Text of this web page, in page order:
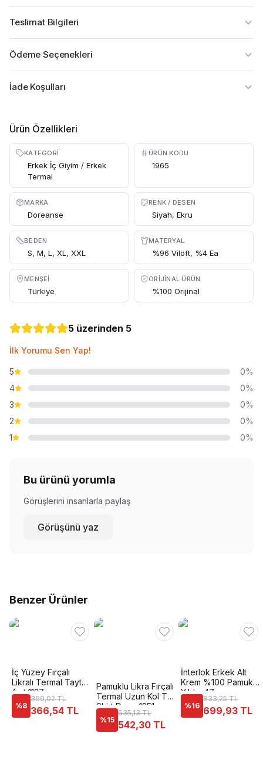
Teslimat Bilgileri
Ödeme Seçenekleri
İade Koşulları
Ürün Özellikleri
KATEGORI
Erkek İç Giyim / Erkek
Termal
ÜRÜN KODU
1965
MARKA
Doreanse
RENK / DESEN
Siyah, Ekru
BEDEN
S, M, L, XL, XXL
MATERYAL
%96 Viloft, %4 Ea
MENŞEI
Türkiye
ORIJINAL ÜRÜN
%100 Orijinal
5 üzerinden 5
İlk Yorumu Sen Yap!
5
0%
4
0%
3
0%
2
0%
1
0%
Bu ürünü yorumla
Görüşlerini insanlarla paylaş
Görüşünü yaz
Benzer Ürünler
İç Yüzey Fırçalı
Likralı Termal Tayt
Anıt 1127
%8
399,02 TL
366,54 TL
Pamuklu Likra Fırçalı
Termal Uzun Kol T-
Shirt Dono 1251
%15
635,13 TL
542,30 TL
İnterlok Erkek Alt
Krem %100 Pamuk
Yıldız 47
%16
833,25 TL
699,93 TL